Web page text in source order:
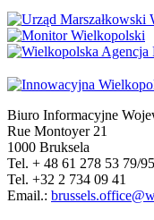
Biuro Informacyjne
Rue Montoyer 21
1000 Bruksela
Tel. + 48 61 278 53 79/
Tel. +32 2 734 09 41
Email.: